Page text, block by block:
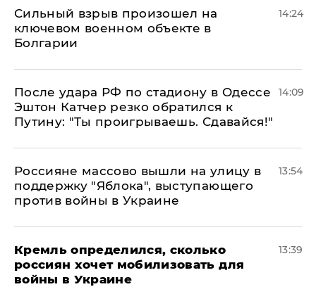
Сильный взрыв произошел на
ключевом военном объекте в
Болгарии
14:24
После удара РФ по стадиону в Одессе
Эштон Катчер резко обратился к
Путину: "Ты проигрываешь. Сдавайся!"
14:09
Россияне массово вышли на улицу в
поддержку "Яблока", выступающего
против войны в Украине
13:54
Кремль определился, сколько
россиян хочет мобилизовать для
войны в Украине
13:39